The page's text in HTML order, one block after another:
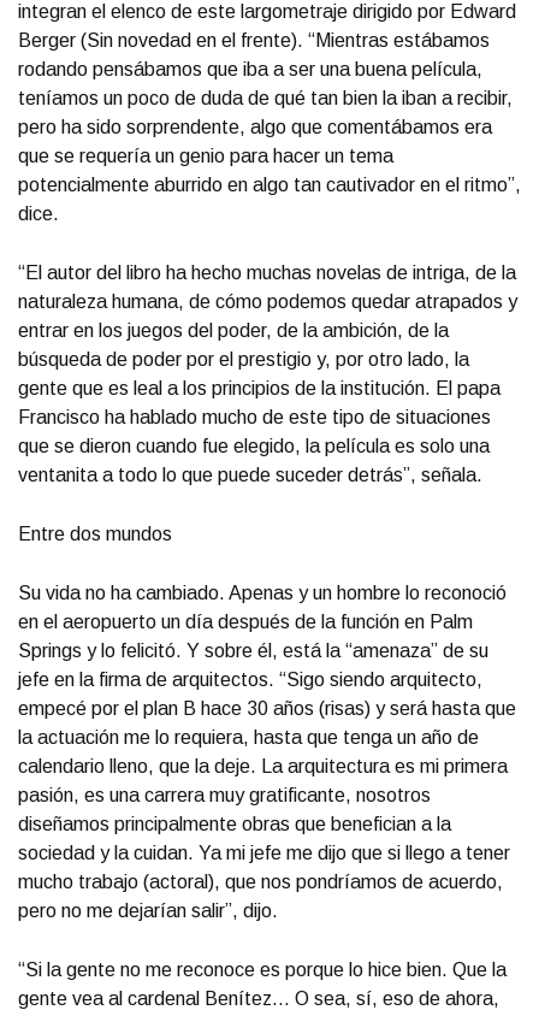
integran el elenco de este largometraje dirigido por Edward
Berger (Sin novedad en el frente). “Mientras estábamos
rodando pensábamos que iba a ser una buena película,
teníamos un poco de duda de qué tan bien la iban a recibir,
pero ha sido sorprendente, algo que comentábamos era
que se requería un genio para hacer un tema
potencialmente aburrido en algo tan cautivador en el ritmo”,
dice.
“El autor del libro ha hecho muchas novelas de intriga, de la
naturaleza humana, de cómo podemos quedar atrapados y
entrar en los juegos del poder, de la ambición, de la
búsqueda de poder por el prestigio y, por otro lado, la
gente que es leal a los principios de la institución. El papa
Francisco ha hablado mucho de este tipo de situaciones
que se dieron cuando fue elegido, la película es solo una
ventanita a todo lo que puede suceder detrás”, señala.
Entre dos mundos
Su vida no ha cambiado. Apenas y un hombre lo reconoció
en el aeropuerto un día después de la función en Palm
Springs y lo felicitó. Y sobre él, está la “amenaza” de su
jefe en la firma de arquitectos. “Sigo siendo arquitecto,
empecé por el plan B hace 30 años (risas) y será hasta que
la actuación me lo requiera, hasta que tenga un año de
calendario lleno, que la deje. La arquitectura es mi primera
pasión, es una carrera muy gratificante, nosotros
diseñamos principalmente obras que benefician a la
sociedad y la cuidan. Ya mi jefe me dijo que si llego a tener
mucho trabajo (actoral), que nos pondríamos de acuerdo,
pero no me dejarían salir”, dijo.
“Si la gente no me reconoce es porque lo hice bien. Que la
gente vea al cardenal Benítez… O sea, sí, eso de ahora,